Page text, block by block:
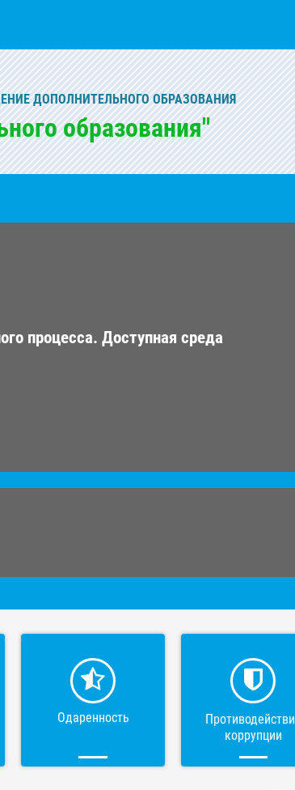
ДОПОЛНИТЕЛЬНОГО ОБРАЗОВАНИЯ
образования"
процесса. Доступная среда
Одаренность
коррупции